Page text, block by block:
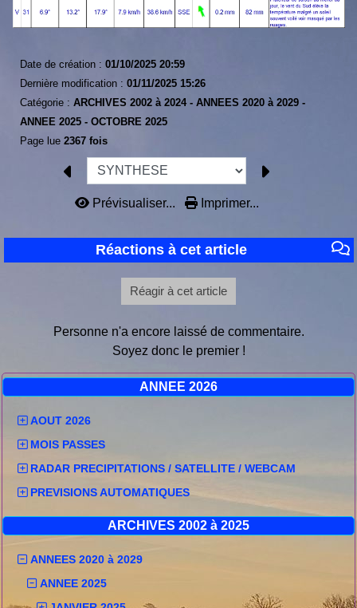
ANNEE 2026
AOUT 2026
MOIS PASSES
RADAR PRECIPITATIONS / SATELLITE / WEBCAM
PREVISIONS AUTOMATIQUES
ARCHIVES 2002 à 2025
ANNEES 2020 à 2029
ANNEE 2025
Date de création : 01/10/2025 20:59
Dernière modification : 01/11/2025 15:26
Catégorie : ARCHIVES 2002 à 2024 - ANNEES 2020 à 2029 -
ANNEE 2025 - OCTOBRE 2025
Page lue 2367 fois
Prévisualiser... Imprimer...
Réactions à cet article
Réagir à cet article
Personne n'a encore laissé de commentaire.
Soyez donc le premier !